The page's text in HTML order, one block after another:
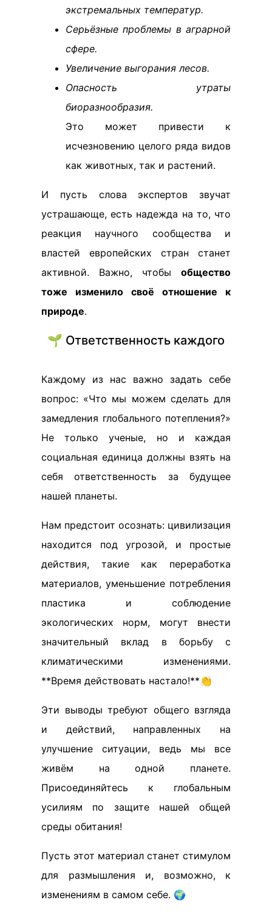
экстремальных температур.
Серьёзные проблемы в аграрной
сфере.
Увеличение выгорания лесов.
Опасность утраты
биоразнообразия.
Это может привести к
исчезновению целого ряда видов
как животных, так и растений.
И пусть слова экспертов звучат
устрашающе, есть надежда на то, что
реакция научного сообщества и
властей европейских стран станет
активной. Важно, чтобы общество
тоже изменило своё отношение к
природе.
🌱 Ответственность каждого
Каждому из нас важно задать себе
вопрос: «Что мы можем сделать для
замедления глобального потепления?»
Не только ученые, но и каждая
социальная единица должны взять на
себя ответственность за будущее
нашей планеты.
Нам предстоит осознать: цивилизация
находится под угрозой, и простые
действия, такие как переработка
материалов, уменьшение потребления
пластика и соблюдение
экологических норм, могут внести
значительный вклад в борьбу с
климатическими изменениями.
**Время действовать настало!**👏
Эти выводы требуют общего взгляда
и действий, направленных на
улучшение ситуации, ведь мы все
живём на одной планете.
Присоединяйтесь к глобальным
усилиям по защите нашей общей
среды обитания!
Пусть этот материал станет стимулом
для размышления и, возможно, к
изменениям в самом себе. 🌍